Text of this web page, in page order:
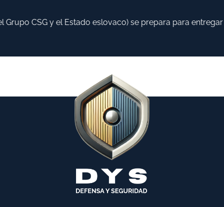
CSG y el Estado eslovaco) se prepara para entregar